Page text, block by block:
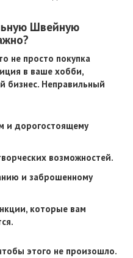
Швейную
не просто покупка
в ваше хобби,
бизнес. Неправильный
и дорогостоящему
возможностей.
и заброшенному
которые вам
этого не произошло.